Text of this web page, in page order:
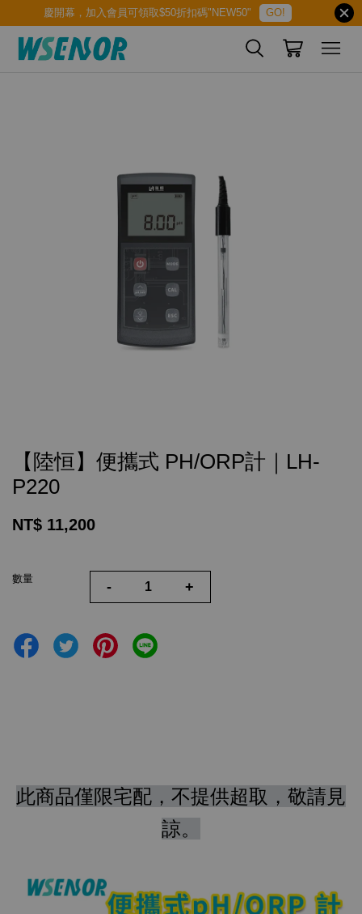
慶開幕，加入會員可領取$50折扣碼"NEW50" GO!
【陸恒】便攜式 PH/ORP計｜LH-
P220
NT$ 11,200
數量
- +
此商品僅限宅配，不提供超取，敬請見
諒。